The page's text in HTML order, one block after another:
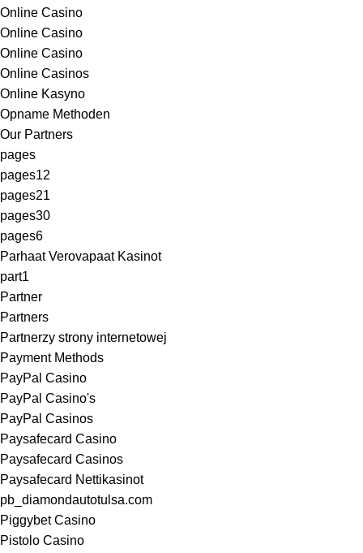
Online Casino
Online Casino
Online Casino
Online Casinos
Online Kasyno
Opname Methoden
Our Partners
pages
pages12
pages21
pages30
pages6
Parhaat Verovapaat Kasinot
part1
Partner
Partners
Partnerzy strony internetowej
Payment Methods
PayPal Casino
PayPal Casino's
PayPal Casinos
Paysafecard Casino
Paysafecard Casinos
Paysafecard Nettikasinot
pb_diamondautotulsa.com
Piggybet Casino
Pistolo Casino